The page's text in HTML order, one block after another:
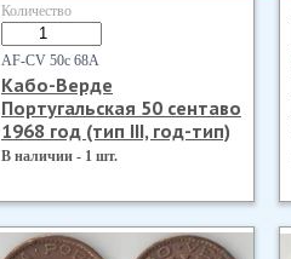
Количество
AF-CV 50с 68А
Кабо-Верде
Португальская 50 сентаво
1968 год (тип III, год-тип)
В наличии - 1 шт.